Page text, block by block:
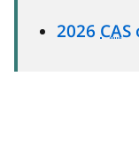
2026 CAS